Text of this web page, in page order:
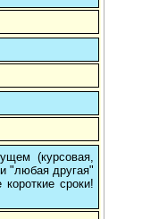
(курсовая,
"любая другая"
сроки!